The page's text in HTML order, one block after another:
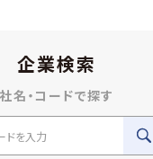
企業検索
社名・コードで探す